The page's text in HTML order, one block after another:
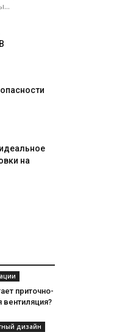
на
приточно-
дизайн